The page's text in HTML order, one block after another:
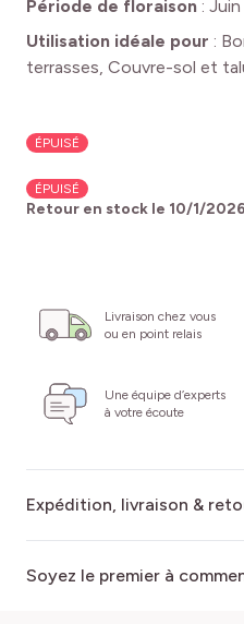
Période de floraison :
Utilisation idéale pour :
terrasses, Couvre-sol et
ÉPUISÉ
ÉPUISÉ
Retour en stock le 10/1/2026
Livraison chez vous
ou en point relais
Une équipe d’experts
à votre écoute
Expédition, livraison &
Soyez le premier à